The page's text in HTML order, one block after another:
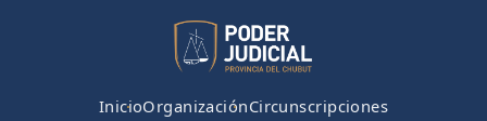
InicioOrganizaciónCircunscripciones